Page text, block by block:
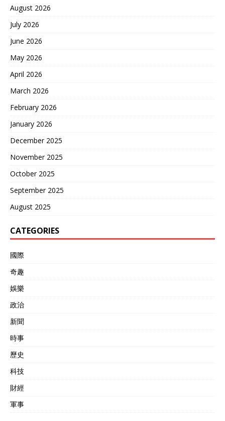
August 2026
July 2026
June 2026
May 2026
April 2026
March 2026
February 2026
January 2026
December 2025
November 2025
October 2025
September 2025
August 2025
CATEGORIES
國際
奇趣
娛樂
政治
新聞
時事
歷史
科技
財經
軍事